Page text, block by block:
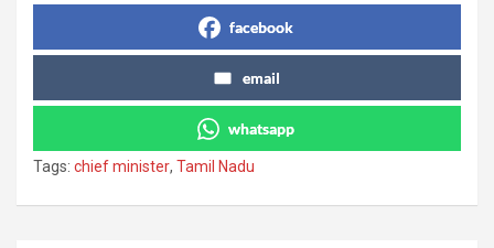
facebook
email
whatsapp
Tags: chief minister, Tamil Nadu